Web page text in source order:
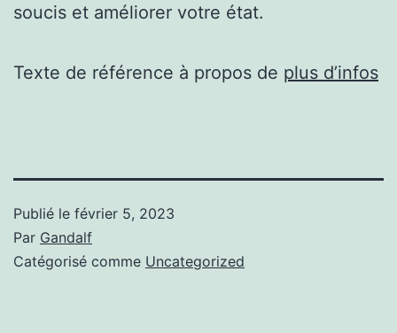
soucis et améliorer votre état.
Texte de référence à propos de plus d’infos
Publié le février 5, 2023
Par Gandalf
Catégorisé comme Uncategorized